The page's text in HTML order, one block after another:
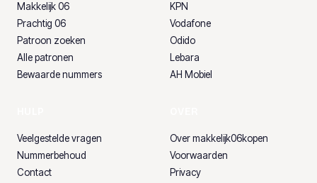
Makkelijk 06
Prachtig 06
Patroon zoeken
Alle patronen
Bewaarde nummers
KPN
Vodafone
Odido
Lebara
AH Mobiel
Veelgestelde vragen
Nummerbehoud
Contact
Over makkelijk06kopen
Voorwaarden
Privacy